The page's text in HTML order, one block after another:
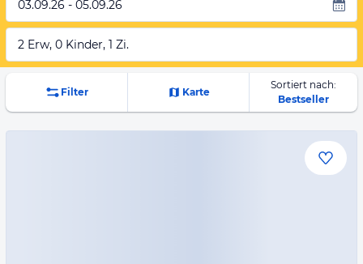
03.09.26 - 05.09.26
2 Erw, 0 Kinder, 1 Zi.
Filter Karte
Sortiert nach:
Bestseller